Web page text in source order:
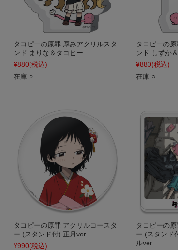
タコピーの原罪 厚みアクリルスタ
ンド まりな＆タコピー
¥880(税込)
在庫 ○
タコピーの
ンド しずか
¥880(税込)
在庫 ○
タコピーの原罪 アクリルコースタ
ー (スタンド付) 正月ver.
¥990(税込)
タコピーの
ー (スタンド
ルver.